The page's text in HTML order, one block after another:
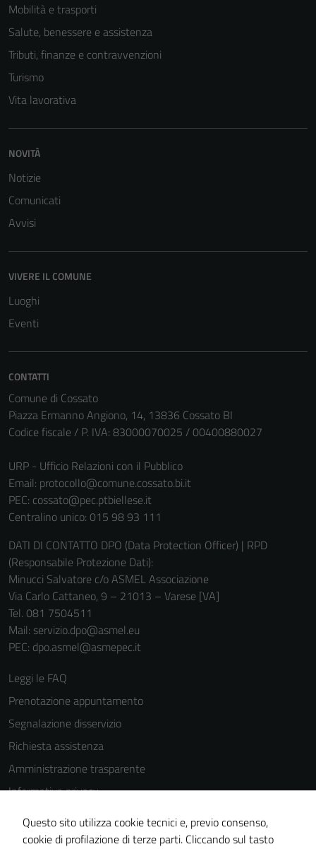
Mobilità e trasporti
Salute, benessere e assistenza
Tributi, finanze e contravvenzioni
Turismo
Vita lavorativa
NOVITÀ
Notizie
Comunicati
Avvisi
VIVERE IL COMUNE
Luoghi
Eventi
CONTATTI
Comune di Cossato
Piazza Ermanno Angiono, 14, 13836 Cossato BI
Codice fiscale / P. IVA: 83000070025 / 00400880027
URP - Ufficio Relazioni con il Pubblico
Email: protocollo@comune.cossato.bi.it
PEC: cossato@pec.ptbiellese.it
Centralino unico: 015 98 93 111
DATI DI CONTATTO DPO (Data Protection Officer) | RPD
(Responsabile Protezione Dati):
Minucci Salvatore c/o ASMEL Associazione
Via Carlo Cattaneo, 9 – 21013 – Varese [VA]
Tel. 081 7504511
Mail: servizio.dpo@asmel.eu
PEC: dpo.asmel@asmepec.it
Leggi le FAQ
Prenotazione appuntamento
Segnalazione disservizio
Richiesta assistenza
Amministrazione trasparente
Informativa privacy
Cookie Policy
Note legali
Questo sito utilizza cookie tecnici e, previo consenso,
cookie di profilazione di terze parti. Cliccando sul tasto